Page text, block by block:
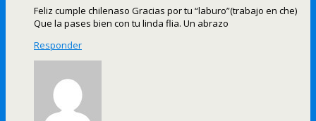
Feliz cumple chilenaso Gracias por tu “laburo”(trabajo en che)
Que la pases bien con tu linda flia. Un abrazo
Responder